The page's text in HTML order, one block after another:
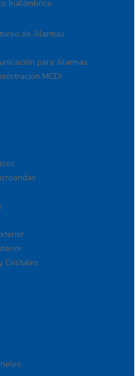
Inalámbrico
de Alarmas
para Alarmas
MCDI
Cristales